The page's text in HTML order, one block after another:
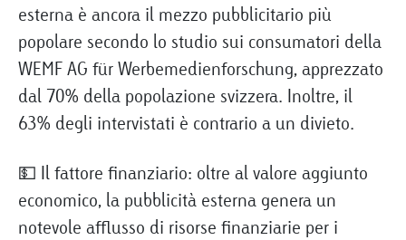
esterna è ancora il mezzo pubblicitario più
popolare secondo lo studio sui consumatori della
WEMF AG für Werbemedienforschung, apprezzato
dal 70% della popolazione svizzera. Inoltre, il
63% degli intervistati è contrario a un divieto.
💵 Il fattore finanziario: oltre al valore aggiunto
economico, la pubblicità esterna genera un
notevole afflusso di risorse finanziarie per i